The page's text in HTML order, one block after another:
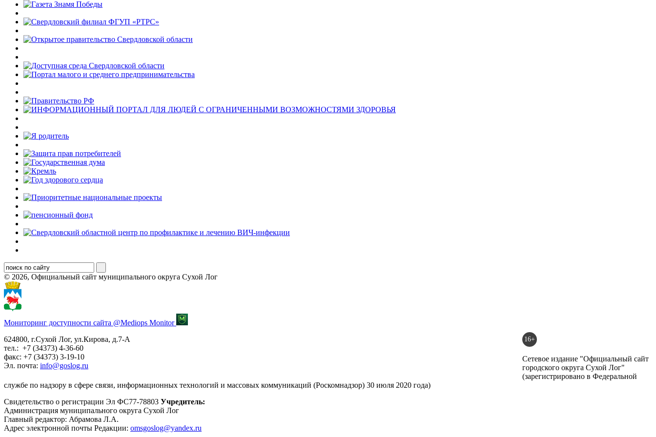
© 2026, Официальный сайт муниципального округа Сухой Лог
Мониторинг доступности сайта @Mediops Monitor
624800, г.Сухой Лог, ул.Кирова, д.7-А
тел.: +7 (34373) 4-36-60
факс: +7 (34373) 3-19-10
Эл. почта: info@goslog.ru
16+
Сетевое издание "Официальный сайт
городского округа Сухой Лог"
(зарегистрировано в Федеральной
службе по надзору в сфере связи, информационных технологий и массовых коммуникаций (Роскомнадзор) 30 июля 2020 года)
Свидетельство о регистрации Эл ФС77-78803 Учредитель:
Администрация муниципального округа Сухой Лог
Главный редактор: Абрамова Л.А.
Адрес электронной почты Редакции: omsgoslog@yandex.ru